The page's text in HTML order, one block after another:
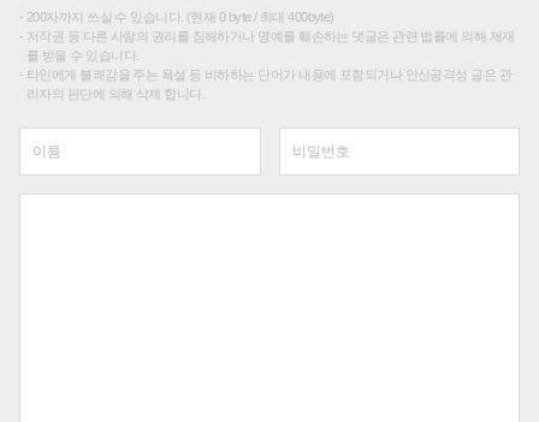
200자까지 쓰실 수 있습니다. (현재 0 byte / 최대 400byte)
저작권 등 다른 사람의 권리를 침해하거나 명예를 훼손하는 댓글은 관련 법률에 의해 제재
를 받을 수 있습니다.
타인에게 불쾌감을 주는 욕설 등 비하하는 단어가 내용에 포함되거나 인신공격성 글은 관
리자의 판단에 의해 삭제 합니다.